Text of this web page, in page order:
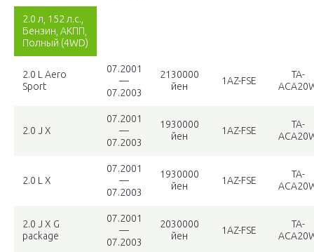
2.0 л, 152 л.с.,
Бензин, АКПП,
Полный (4WD)
2.0 L Aero
Sport
07.2001
—
07.2003
2130000
йен
1AZ-FSE
TA-
2.0 J X
07.2001
—
07.2003
1930000
йен
1AZ-FSE
TA-
2.0 L X
07.2001
—
07.2003
1930000
йен
1AZ-FSE
TA-
2.0 J X G
package
07.2001
—
07.2003
2030000
йен
1AZ-FSE
TA-